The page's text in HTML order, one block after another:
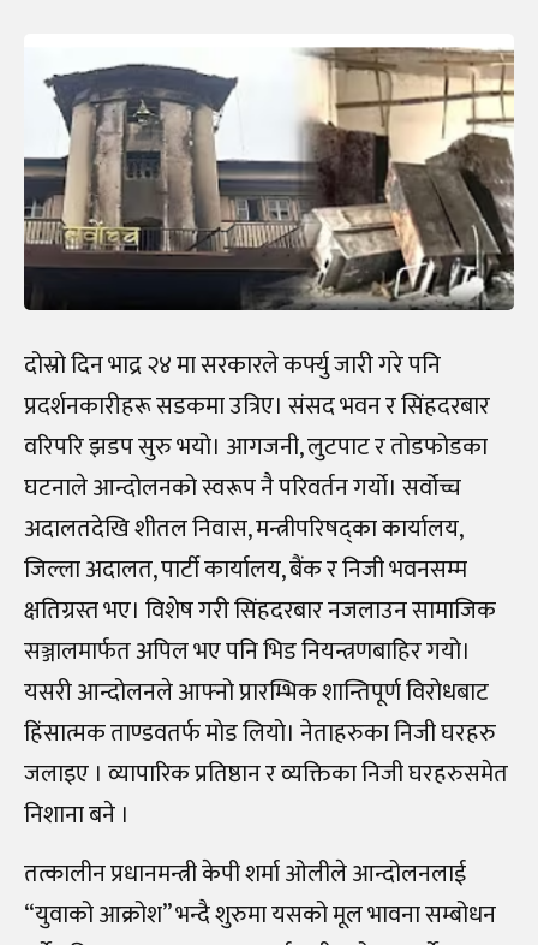
दोस्रो दिन भाद्र २४ मा सरकारले कर्फ्यु जारी गरे पनि
प्रदर्शनकारीहरू सडकमा उत्रिए। संसद भवन र सिंहदरबार
वरिपरि झडप सुरु भयो। आगजनी, लुटपाट र तोडफोडका
घटनाले आन्दोलनको स्वरूप नै परिवर्तन गर्यो। सर्वोच्च
अदालतदेखि शीतल निवास, मन्त्रीपरिषद्का कार्यालय,
जिल्ला अदालत, पार्टी कार्यालय, बैंक र निजी भवनसम्म
क्षतिग्रस्त भए। विशेष गरी सिंहदरबार नजलाउन सामाजिक
सञ्जालमार्फत अपिल भए पनि भिड नियन्त्रणबाहिर गयो।
यसरी आन्दोलनले आफ्नो प्रारम्भिक शान्तिपूर्ण विरोधबाट
हिंसात्मक ताण्डवतर्फ मोड लियो। नेताहरुका निजी घरहरु
जलाइए । व्यापारिक प्रतिष्ठान र व्यक्तिका निजी घरहरुसमेत
निशाना बने ।
तत्कालीन प्रधानमन्त्री केपी शर्मा ओलीले आन्दोलनलाई
“युवाको आक्रोश” भन्दै शुरुमा यसको मूल भावना सम्बोधन